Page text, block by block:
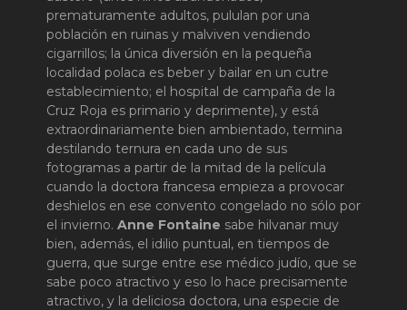
prematuramente adultos, pululan por una
población en ruinas y malviven vendiendo
cigarrillos; la única diversión en la pequeña
localidad polaca es beber y bailar en un cutre
establecimiento; el hospital de campaña de la
Cruz Roja es primario y deprimente), y está
extraordinariamente bien ambientado, termina
destilando ternura en cada uno de sus
fotogramas a partir de la mitad de la película
cuando la doctora francesa empieza a provocar
deshielos en ese convento congelado no sólo por
el invierno. Anne Fontaine sabe hilvanar muy
bien, además, el idilio puntual, en tiempos de
guerra, que surge entre ese médico judío, que se
sabe poco atractivo y eso lo hace precisamente
atractivo, y la deliciosa doctora, una especie de